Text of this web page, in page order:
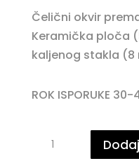
Čelični okvir
Keramička ploča
kaljenog stakla (8
ROK ISPORUKE
razvlačni